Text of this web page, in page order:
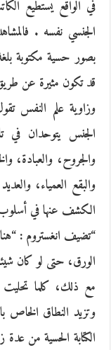
في الواقع يستطيع
الجنسي نفسه .
بصور حسية مكتوبة
قد تكون مثيرة عن
وزاوية علم النفس
الجنس يتوحدان في
والجروح، والعبادة،
والبقع العمياء،
الكشف عنها في
“تضيف انغستروم :
الورق، حتى لو كان
مع ذلك، كلما تحليت
وتزيد النطاق الخاص
الكتابة الحسية من